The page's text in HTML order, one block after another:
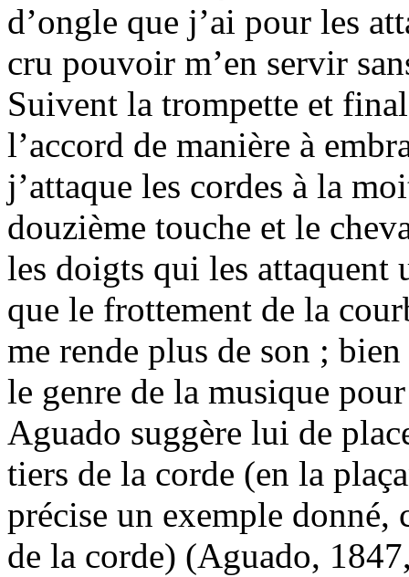
d’ongle que j’ai pour les
cru pouvoir m’en servir
Suivent la trompette et
l’accord de manière à
j’attaque les cordes à la
douzième touche et le
les doigts qui les attaquent
que le frottement de la
me rende plus de son ;
le genre de la musique
Aguado suggère lui de
tiers de la corde (en la
précise un exemple donné,
de la corde) (Aguado,